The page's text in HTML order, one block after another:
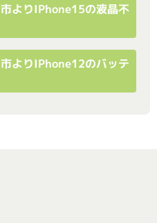
よりiPhone15の液晶不
よりiPhone12のバッテ